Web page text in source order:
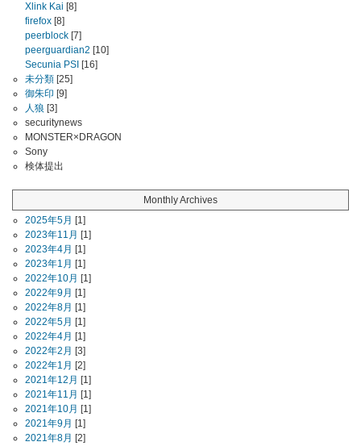
Xlink Kai [8]
firefox [8]
peerblock [7]
peerguardian2 [10]
Secunia PSI [16]
未分類 [25]
御朱印 [9]
人狼 [3]
securitynews
MONSTER×DRAGON
Sony
検体提出
Monthly Archives
2025年5月 [1]
2023年11月 [1]
2023年4月 [1]
2023年1月 [1]
2022年10月 [1]
2022年9月 [1]
2022年8月 [1]
2022年5月 [1]
2022年4月 [1]
2022年2月 [3]
2022年1月 [2]
2021年12月 [1]
2021年11月 [1]
2021年10月 [1]
2021年9月 [1]
2021年8月 [2]